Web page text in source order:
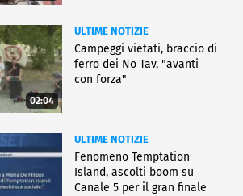
02:04
ULTIME NOTIZIE
Campeggi vietati, braccio di
ferro dei No Tav, "avanti
con forza"
ULTIME NOTIZIE
Fenomeno Temptation
Island, ascolti boom su
Canale 5 per il gran finale